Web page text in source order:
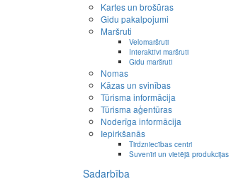
Kartes un brošūras
Gidu pakalpojumi
Maršruti
Velomaršruti
Interaktīvi maršruti
Gidu maršruti
Nomas
Kāzas un svinības
Tūrisma informācija
Tūrisma aģentūras
Noderīga informācija
Iepirkšanās
Tirdzniecības centri
Suvenīri un vietējā produkcijas
Sadarbība